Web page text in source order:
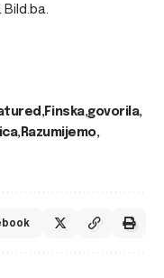
Bild.ba
Finska govorila
Razumijemo